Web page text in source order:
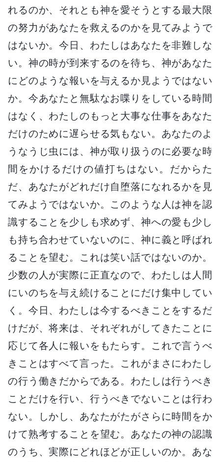
れるのか、それとも神を愛そうとする最大限
の努力があなたを救えるのかを見てみようで
はないか。今日、わたしはあなたを非難しな
い。神の時が到来するのを待ち、神があなた
にどのような報いを与えるか見ようではない
か。今あなたと無駄なお喋りをしている時間
はなく、わたしのもっと大事な仕事をあなた
だけのために遅らせる気もない。あなたのよ
うなうじ虫には、神が取り扱うのに必要な時
間をかけるだけの値打ちはない。だからた
だ、あなたがどれだけ自堕落になれるかを見
てみようではないか。このような人は神を認
識することを少しも求めず、神への愛も少し
も持ち合わせていないのに、神に義と呼ばれ
ることを望む。これは笑い話ではないのか。
少数の人が実際に正直なので、わたしは人間
にいのちを与え続けることにだけ集中してい
く。今日、わたしは今するべきことをするだ
けだが、将来は、それぞれがしてきたことに
応じて各人に報いをもたらす。これで言うべ
きことはすべて言った。これがまさにわたし
の行う働きだからである。わたしは行うべき
ことだけを行い、行うべきでないことは行わ
ない。しかし、あなたがたがさらに時間をか
けて熟考することを望む。あなたの神の認識
のうち、実際にどれほどが正しいのか。あな